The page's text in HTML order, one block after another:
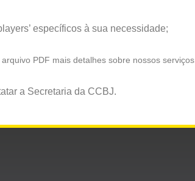
específicos à sua necessidade;
PDF mais detalhes sobre nossos serviços.
a Secretaria da CCBJ.